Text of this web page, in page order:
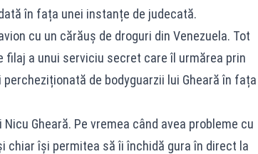
în fața unei instanțe de judecată.
cu un cărăuș de droguri din Venezuela. Tot
filaj a unui serviciu secret care îl urmărea prin
de bodyguarzii lui Gheară în fața
Gheară. Pe vremea când avea probleme cu
chiar își permitea să îi închidă gura în direct la